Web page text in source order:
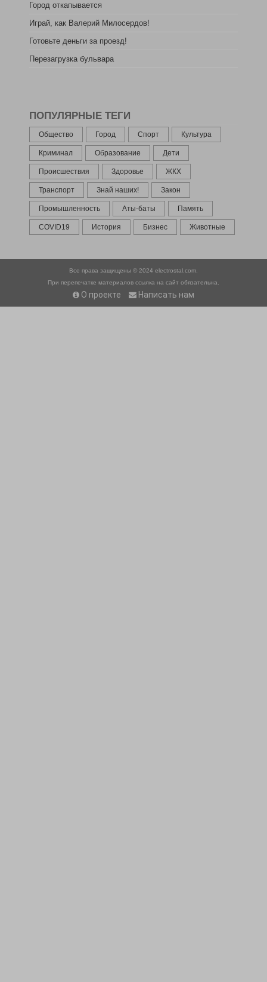
Город откапывается
Играй, как Валерий Милосердов!
Готовьте деньги за проезд!
Перезагрузка бульвара
ПОПУЛЯРНЫЕ ТЕГИ
Общество Город Спорт Культура
Криминал Образование Дети
Происшествия Здоровье ЖКХ
Транспорт Знай наших! Закон
Промышленность Аты-баты Память
COVID19 История Бизнес Животные
Все права защищены © 2024 electrostal.com.
При перепечатке материалов ссылка на сайт обязательна.
О проекте Написать нам